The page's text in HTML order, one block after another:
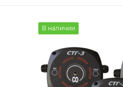
В наличии